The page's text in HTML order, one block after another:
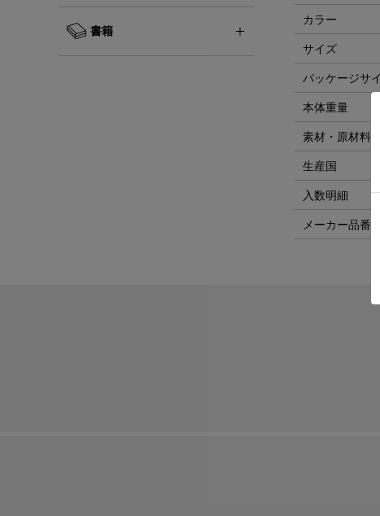
書籍
カラー
サイズ
パッケージサ
本体重量
素材・原材料
生産国
入数明細
メーカー品番